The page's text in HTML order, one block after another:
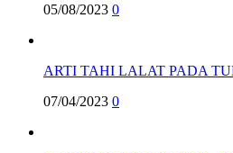
05/08/2023 0
ARTI TAHI LALAT PADA
07/04/2023 0